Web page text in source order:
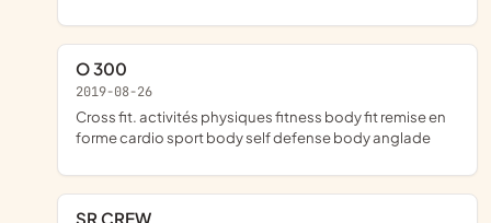
O 300
2019-08-26
cross fit. activités physiques fitness body fit remise en
forme cardio sport body self defense body anglade
SR CREW